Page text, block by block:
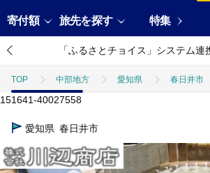
寄付額 旅先を探す 特集
「ふるさとチョイス」システム連
TOP 中部地方 愛知県 春日井市
TOP 麺類
TOP 麺類
TOP 麺類 そうめん・ひやむぎ
151641-40027558
愛知県 春日井市